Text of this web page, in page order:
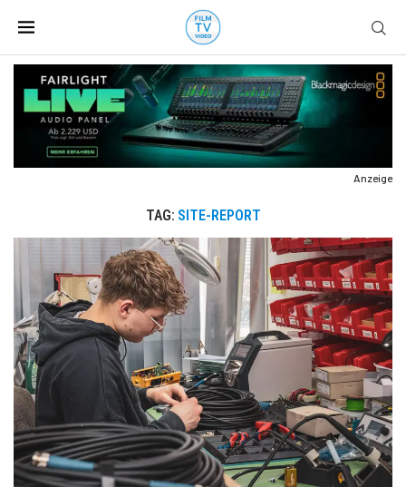
Anzeige
TAG: SITE-REPORT